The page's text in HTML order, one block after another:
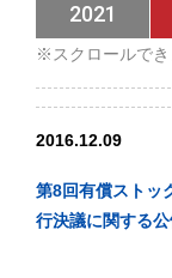
2021
2016.12.09
第8回有償ストッ
行決議に関する